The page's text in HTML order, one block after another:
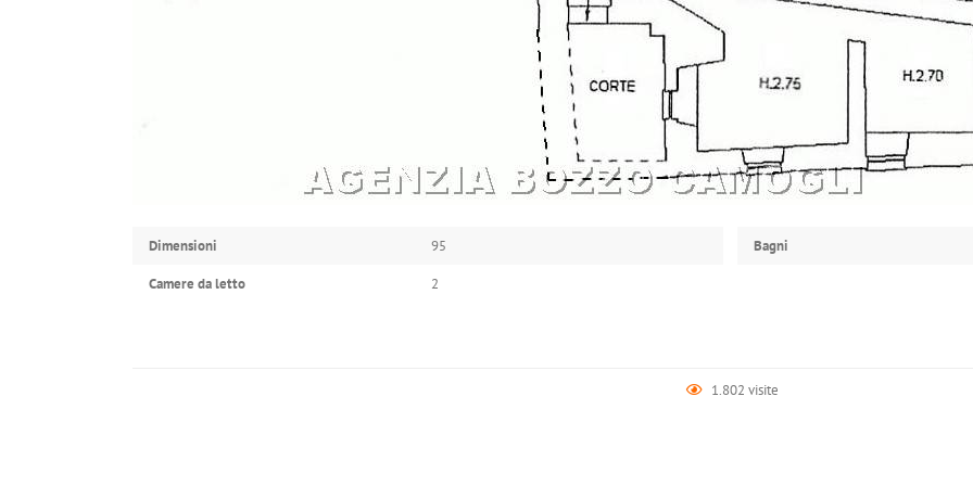
Dimensioni 95
Camere da letto 2
Bagni
1.802 visite